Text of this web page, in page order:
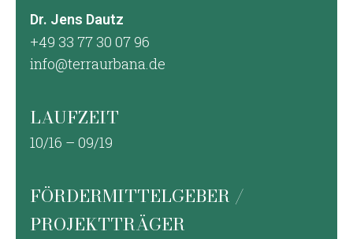
Dr. Jens Dautz
+49 33 77 30 07 96
info@terraurbana.de
LAUFZEIT
10/16 – 09/19
FÖRDERMITTELGEBER /
PROJEKTTRÄGER